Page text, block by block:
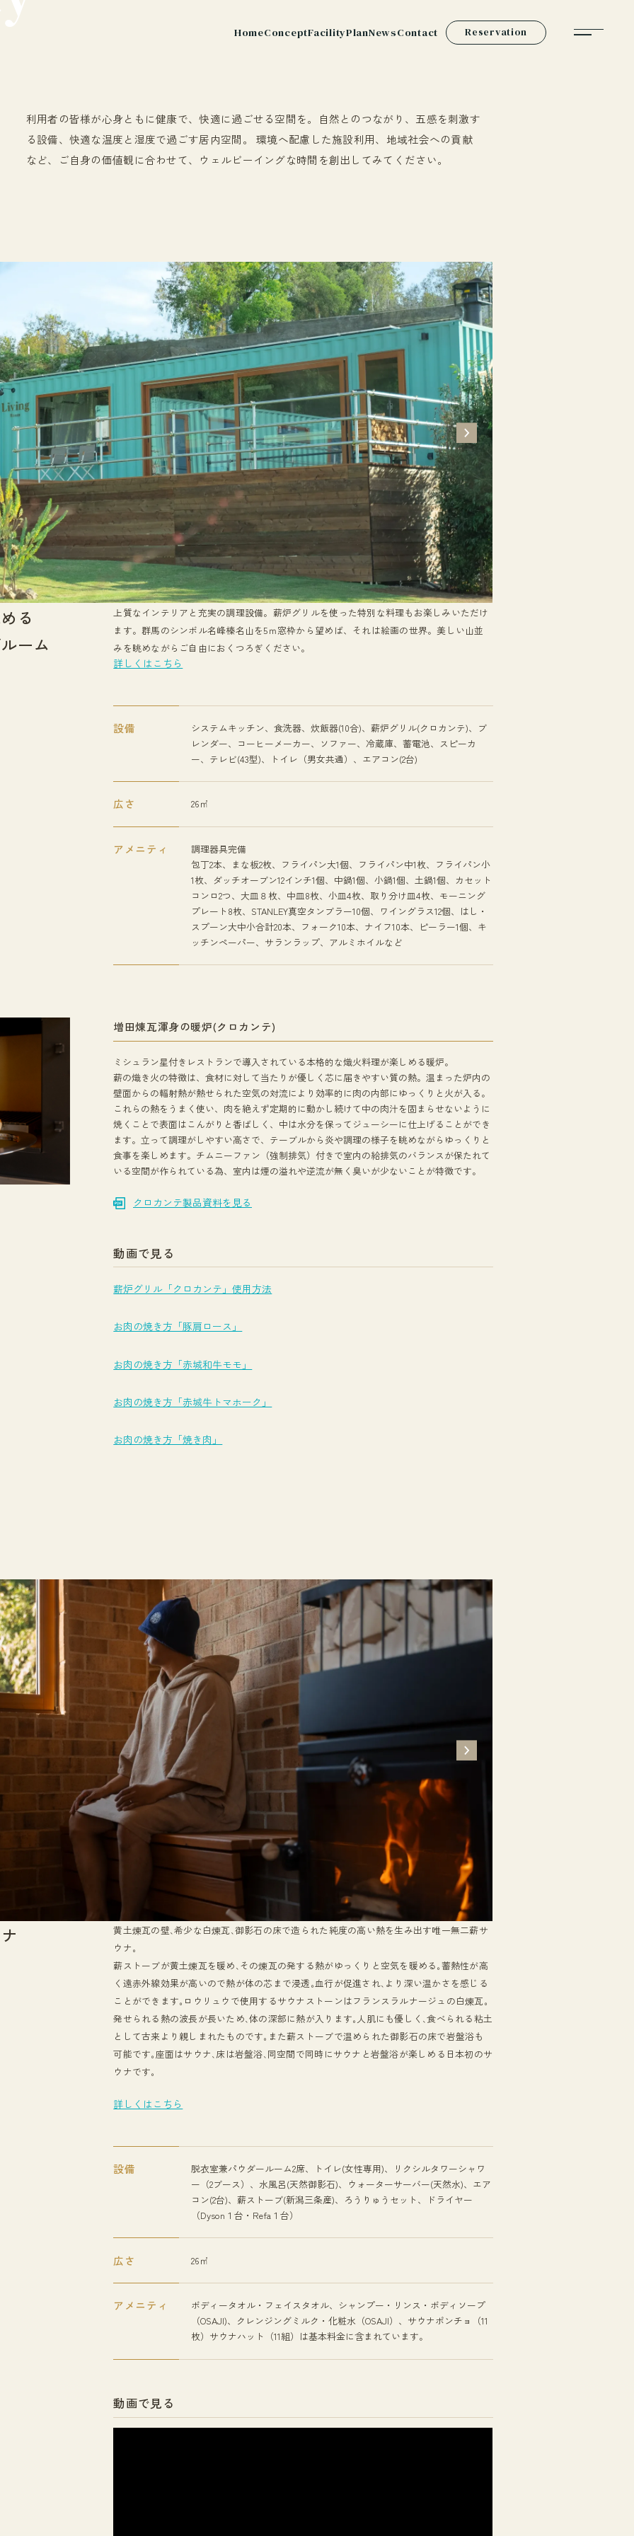
HomeConceptFacilityPlanNewsContact Reservation
利用者の皆様が心身ともに健康で、快適に過ごせる空間を。自然とのつながり、五感を刺激す
る設備、快適な温度と湿度で過ごす居内空間。 環境へ配慮した施設利用、地域社会への貢献
など、ご自身の価値観に合わせて、ウェルビーイングな時間を創出してみてください。
る
ーム
上質なインテリアと充実の調理設備。薪炉グリルを使った特別な料理もお楽しみいただけ
ます。群馬のシンボル名峰榛名山を5ｍ窓枠から望めば、それは絵画の世界。美しい山並
みを眺めながらご自由におくつろぎください。
詳しくはこちら
設備
システムキッチン、食洗器、炊飯器(10合)、薪炉グリル(クロカンテ)、ブ
レンダー、コーヒーメーカー、ソファー、冷蔵庫、蓄電池、スピーカ
ー、テレビ(43型)、トイレ（男女共通）、エアコン(2台)
広さ 26㎡
アメニティ
調理器具完備
包丁2本、まな板2枚、フライパン大1個、フライパン中1枚、フライパン小
1枚、ダッチオーブン12インチ1個、中鍋1個、小鍋1個、土鍋1個、カセット
コンロ2つ、大皿８枚、中皿8枚、小皿4枚、取り分け皿4枚、モーニング
プレート8枚、STANLEY真空タンブラー10個、ワイングラス12個、はし・
スプーン大中小合計20本、フォーク10本、ナイフ10本、ピーラー1個、キ
ッチンペーパー、サランラップ、アルミホイルなど
増田煉瓦渾身の暖炉(クロカンテ)
ミシュラン星付きレストランで導入されている本格的な熾火料理が楽しめる暖炉。
薪の熾き火の特徴は、食材に対して当たりが優しく芯に届きやすい質の熱。温まった炉内の
壁面からの輻射熱が熱せられた空気の対流により効率的に肉の内部にゆっくりと火が入る。
これらの熱をうまく使い、肉を絶えず定期的に動かし続けて中の肉汁を固まらせないように
焼くことで表面はこんがりと香ばしく、中は水分を保ってジューシーに仕上げることができ
ます。立って調理がしやすい高さで、テーブルから炎や調理の様子を眺めながらゆっくりと
食事を楽しめます。チムニーファン（強制排気）付きで室内の給排気のバランスが保たれて
いる空間が作られている為、室内は煙の溢れや逆流が無く臭いが少ないことが特徴です。
クロカンテ製品資料を見る
動画で見る
薪炉グリル「クロカンテ」使用方法
お肉の焼き方「豚肩ロース」
お肉の焼き方「赤城和牛モモ」
お肉の焼き方「赤城牛トマホーク」
お肉の焼き方「焼き肉」
黄土煉瓦の壁､希少な白煉瓦､御影石の床で造られた純度の高い熱を生み出す唯一無二薪サ
ウナ｡
薪ストーブが黄土煉瓦を暖め､その煉瓦の発する熱がゆっくりと空気を暖める｡蓄熱性が高
く遠赤外線効果が高いので熱が体の芯まで浸透｡血行が促進され､より深い温かさを感じる
ことができます｡ロウリュウで使用するサウナストーンはフランスラルナージュの白煉瓦｡
発せられる熱の波長が長いため､体の深部に熱が入ります｡人肌にも優しく､食べられる粘土
として古来より親しまれたものです｡また薪ストーブで温められた御影石の床で岩盤浴も
可能です｡座面はサウナ､床は岩盤浴､同空間で同時にサウナと岩盤浴が楽しめる日本初のサ
ウナです｡
詳しくはこちら
設備
脱衣室兼パウダールーム2席、トイレ(女性専用)、リクシルタワーシャワ
ー（2ブース）、水風呂(天然御影石)、ウォーターサーバー(天然水)、エア
コン(2台)、薪ストーブ(新潟三条産)、ろうりゅうセット、ドライヤー
（Dyson１台・Refa１台）
広さ 26㎡
アメニティ
ボディータオル・フェイスタオル、シャンプー・リンス・ボディソープ
（OSAJI)、クレンジングミルク・化粧水（OSAJI）、サウナポンチョ（11
枚）サウナハット（11組）は基本料金に含まれています。
動画で見る